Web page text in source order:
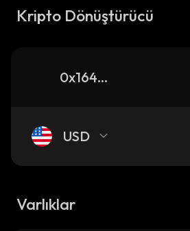
Kripto Dönüştürücü
0x164667cce37f5f3c2f153e77dfaaed6902d24444_binance_smart
USD
Varlıklar